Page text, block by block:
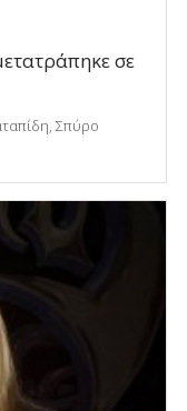
σε
Σπύρο